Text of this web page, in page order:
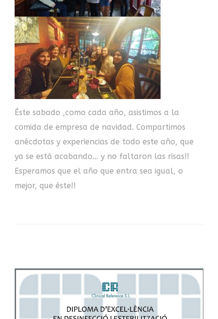
Éste sabado ,como cada año, asistimos a la
comida de empresa de navidad. Compartimos
anécdotas y experiencias de todo este año, que
ya se está acabando… y no faltaron las risas!!
Esperamos que el año que entra sea igual, o
mejor, que éste!!